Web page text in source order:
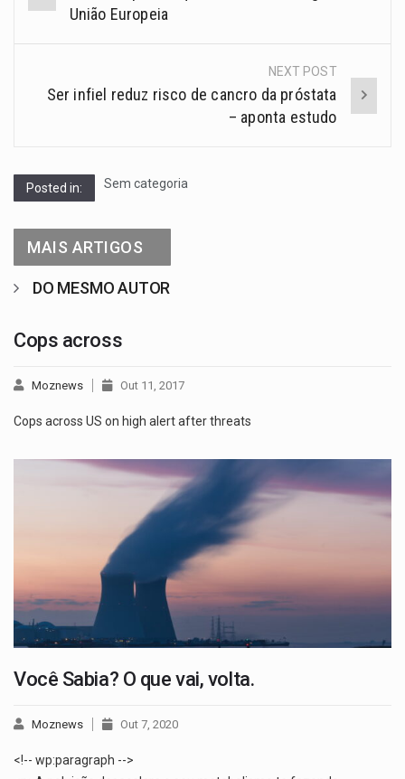
União Europeia
NEXT POST
Ser infiel reduz risco de cancro da próstata
– aponta estudo
Posted in: Sem categoria
MAIS ARTIGOS
DO MESMO AUTOR
Cops across
Moznews Out 11, 2017
Cops across US on high alert after threats
Você Sabia? O que vai, volta.
Moznews Out 7, 2020
<!-- wp:paragraph -->